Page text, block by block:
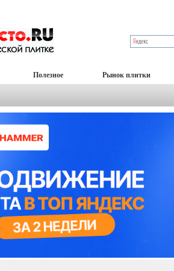
Полезное Рынок плитки
Избранное Отправить сообщение